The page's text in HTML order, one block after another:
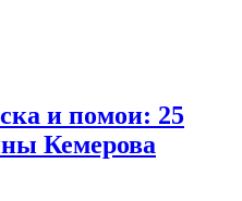
и помои: 25
Кемерова